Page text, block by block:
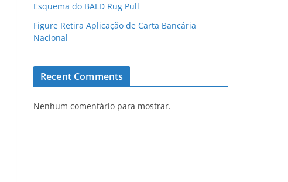
Esquema do BALD Rug Pull
Figure Retira Aplicação de Carta Bancária
Nacional
Recent Comments
Nenhum comentário para mostrar.